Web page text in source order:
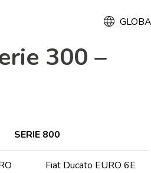
300 –
SERIE 800
Fiat Ducato EURO 6E